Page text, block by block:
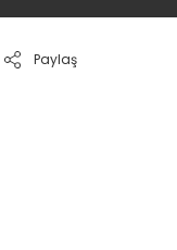
Paylaş